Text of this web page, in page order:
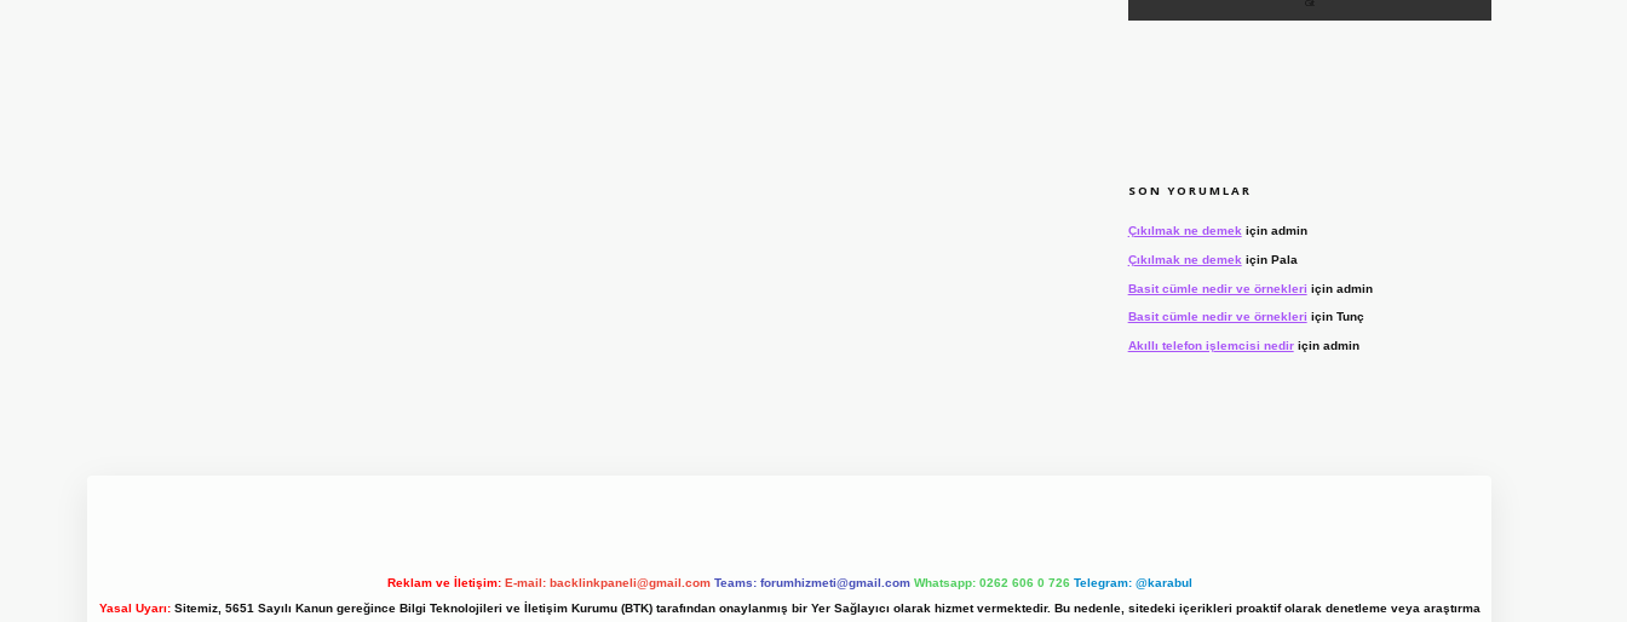
SON YORUMLAR
Çıkılmak ne demekiçin admin
Çıkılmak ne demek için Pala
Basit cümle nedir ve örnekleri için admin
Basit cümle nedir ve örnekleri için Tunç
Akıllı telefon işlemcisi nediriçin admin
Reklam ve İletişim: E-mail: backlinkpaneli@gmail.com Teams: forumhizmeti@gmail.com Whatsapp: 0262 606 0 726 Telegram: @karabul
Yasal Uyarı:Sitemiz, 5651 Sayılı Kanun gereğince Bilgi Teknolojileri ve İletişim Kurumu (BTK) tarafından onaylanmış bir Yer Sağlayıcı olarak hizmet vermektedir. Bu nedenle, sitedeki içerikleri proaktif olarak denetleme veya araştırma